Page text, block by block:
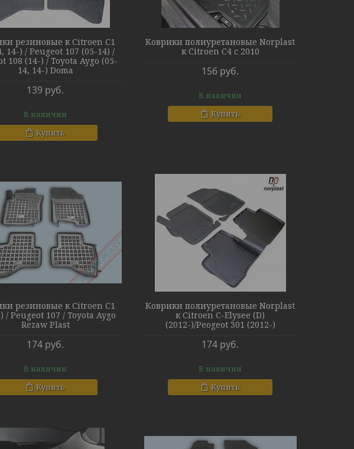
резиновые к Citroen C1
14-) / Peugeot 107 (05-14) /
108 (14-) / Toyota Aygo (05-
14, 14-) Doma
139 руб.
В наличии
Купить
Коврики полиуретановые Norplast
к Citroen C4 с 2010
156 руб.
В наличии
Купить
резиновые к Citroen C1
/ Peugeot 107 / Toyota Aygo
Rezaw Plast
174 руб.
В наличии
Купить
Коврики полиуретановые Norplast
к Citroen C-Elysee (D)
(2012-)/Peogeot 301 (2012-)
174 руб.
В наличии
Купить